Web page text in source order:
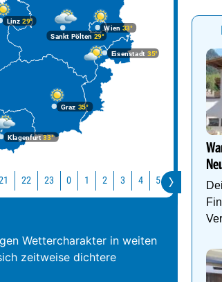
Graz 35°
Klagenfurt33°
Linz 29°
Wien 33°
Eisenstadt 35°
Sankt Pölten 29°
22 23 0 1 2 3 4 5 8
Wettercharakter in weiten
zeitweise dichtere